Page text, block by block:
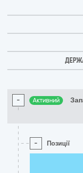
- Активний
- Позиції